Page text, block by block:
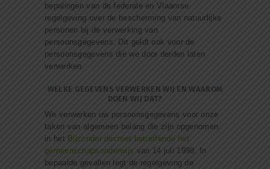
bepalingen van de federale en Vlaamse
regelgeving over de bescherming van natuurlijke
personen bij de verwerking van
persoonsgegevens. Dit geldt ook voor de
persoonsgegevens die we door derden laten
verwerken.
WELKE GEGEVENS VERWERKEN WIJ EN WAAROM
DOEN WIJ DAT?
We verwerken uw persoonsgegevens voor onze
taken van algemeen belang die zijn opgenomen
in het Bijzonder decreet betreffende het
gemeenschapsonderwijs van 14 juli 1998. In
bepaalde gevallen legt de regelgeving de